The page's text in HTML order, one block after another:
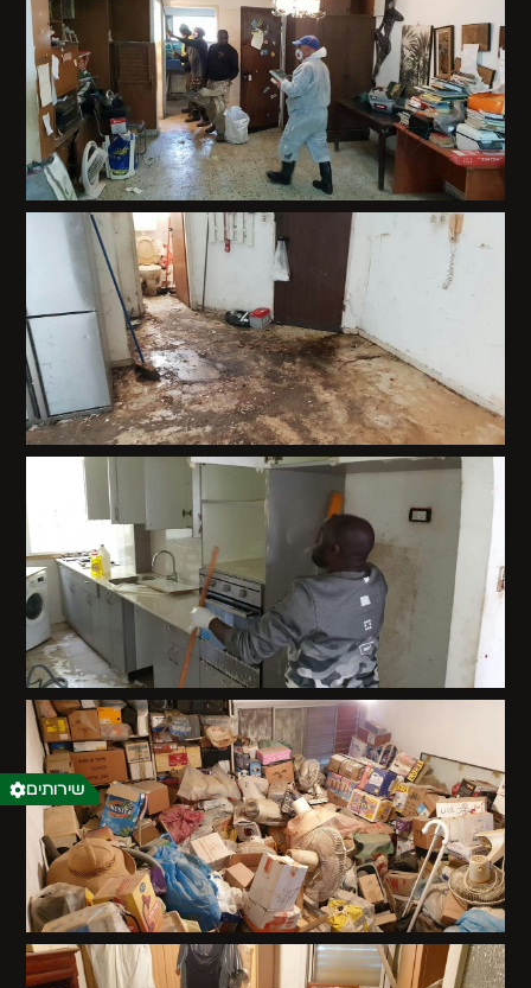
שירותים